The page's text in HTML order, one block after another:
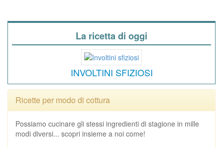
La ricetta di oggi
INVOLTINI SFIZIOSI
Ricette per modo di cottura
Possiamo cucinare gli stessi ingredienti di stagione in mille
modi diversi... scopri insieme a noi come!